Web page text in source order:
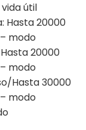
útil
Hasta 20000
modo
20000
modo
Hasta 30000
modo